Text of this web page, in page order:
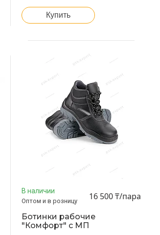
Купить
В наличии
Оптом и в розницу 16 500 ₸/пара
Ботинки рабочие
"Комфорт" с МП